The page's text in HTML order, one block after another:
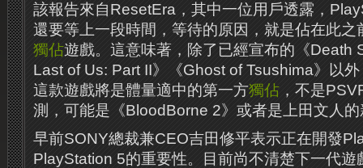
該報告來自ResetEra，其中一位用戶透露，
還要等上一段時間，等待的原因，就是佔在此之
獨佔遊戲。這意味著，除了已經宣布的《Death
Last of Us: Part II》《Ghost of Tsushima》以
這款遊戲將是體量適中的第一方獨佔 ，不是
測，可能是《BloodBorne 2》或者是上田文人
早前SONY總裁兼CEO吉田修平表示正在開發
PlayStation 5的重要性。目前尚不清楚下一代遊